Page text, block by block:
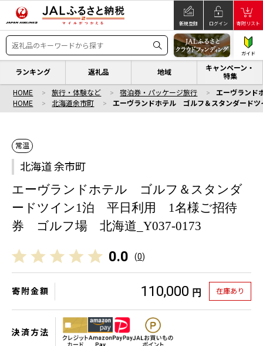
新規登録 ログイン 寄附リスト
ガイド
ランキング 返礼品 地域
キャンペーン・
特集
HOME 旅行・体験など 宿泊券・パッケージ旅行
エーヴラン
HOME
北海道余市町 エーヴランドホテル ゴルフ＆スタンダー
常温
北海道 余市町
エーヴランドホテル ゴルフ＆スタンダ
ードツイン1泊 平日利用 1名様ご招待
券 ゴルフ場 北海道_Y037-0173
0.0 (0)
寄附金額 110,000 円 在庫あり
決済方法